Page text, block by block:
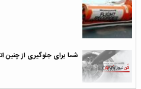
شما برای جلوگیری از چنین